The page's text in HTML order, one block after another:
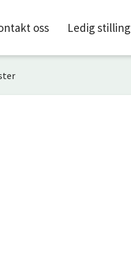
oss Ledig stilling